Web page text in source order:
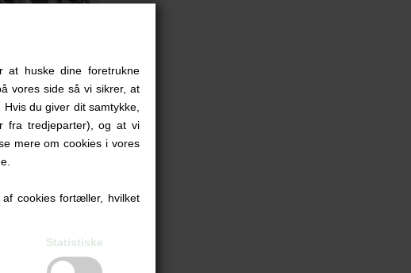
at huske dine foretrukne
vores side så vi sikrer, at
du giver dit samtykke,
fra tredjeparter), og at vi
mere om cookies i vores
cookies fortæller, hvilket
Statistiske